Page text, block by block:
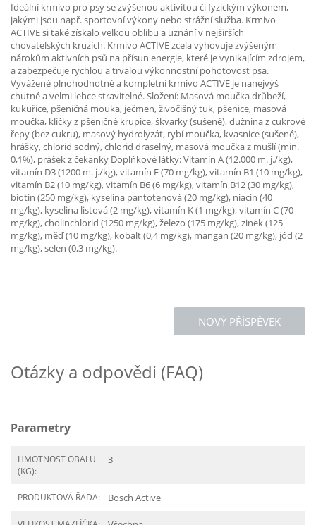
Ideální krmivo pro psy se zvýšenou aktivitou či fyzickým výkonem,
jakými jsou např. sportovní výkony nebo strážní služba. Krmivo
ACTIVE si také získalo velkou oblibu a uznání v nejširších
chovatelských kruzích. Krmivo ACTIVE zcela vyhovuje zvýšeným
nárokům aktivních psů na přísun energie, které je vynikajícím zdrojem,
a zabezpečuje rychlou a trvalou výkonnostní pohotovost psa.
Vyvážené plnohodnotné a kompletní krmivo ACTIVE je nanejvýš
chutné a velmi lehce stravitelné. Složení: Masová moučka drůbeží,
kukuřice, pšeničná mouka, ječmen, živočišný tuk, pšenice, masová
moučka, klíčky z pšeničné krupice, škvarky (sušené), dužnina z cukrové
řepy (bez cukru), masový hydrolyzát, rybí moučka, kvasnice (sušené),
hrášky, chlorid sodný, chlorid draselný, masová moučka z mušlí (min.
0,1%), prášek z čekanky Doplňkové látky: Vitamín A (12.000 m. j./kg),
vitamín D3 (1200 m. j./kg), vitamín E (70 mg/kg), vitamín B1 (10 mg/kg),
vitamín B2 (10 mg/kg), vitamín B6 (6 mg/kg), vitamín B12 (30 mg/kg),
biotin (250 mg/kg), kyselina pantotenová (20 mg/kg), niacin (40
mg/kg), kyselina listová (2 mg/kg), vitamín K (1 mg/kg), vitamín C (70
mg/kg), cholinchlorid (1250 mg/kg), železo (175 mg/kg), zinek (125
mg/kg), měď (10 mg/kg), kobalt (0,4 mg/kg), mangan (20 mg/kg), jód (2
mg/kg), selen (0,3 mg/kg).
NOVÝ PŘÍSPĚVEK
Otázky a odpovědi (FAQ)
Parametry
HMOTNOST OBALU
(KG):
3
PRODUKTOVÁ ŘADA: Bosch Active